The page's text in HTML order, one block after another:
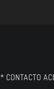
* CONTACTO